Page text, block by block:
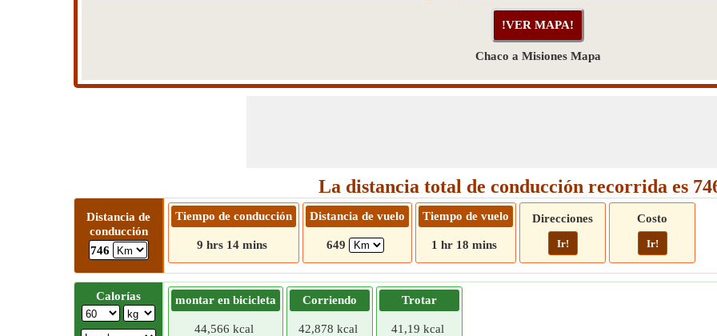
Chaco a Misiones Mapa
La distancia total de conducción recorrida es
Distancia de
conducción
746
Tiempo de conducción
9 hrs 14 mins
Distancia de vuelo
649
Tiempo de vuelo
1 hr 18 mins
Direcciones
Ir!
Costo
Ir!
Calorías montar en bicicleta
44,566 kcal
Corriendo
42,878 kcal
Trotar
41,19 kcal